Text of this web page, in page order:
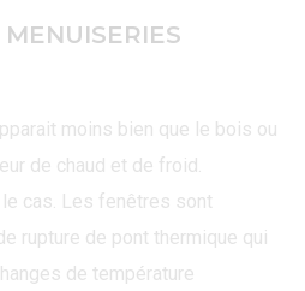
moins bien que le bois ou
de chaud et de froid.
le cas. Les fenêtres sont
rupture de pont thermique qui
de température